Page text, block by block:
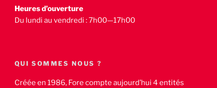
Heures d’ouverture
Du lundi au vendredi : 7h00—17h00
QUI SOMMES NOUS ?
Créée en 1986, Fore compte aujourd’hui 4 entités